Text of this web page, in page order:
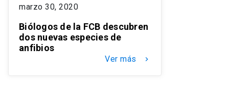
marzo 30, 2020
Biólogos de la FCB descubren
dos nuevas especies de
anfibios
Ver más keyboard_arrow_right